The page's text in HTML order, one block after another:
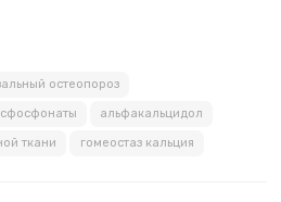
остеопороз
альфакальцидол
ткани гомеостаз кальция